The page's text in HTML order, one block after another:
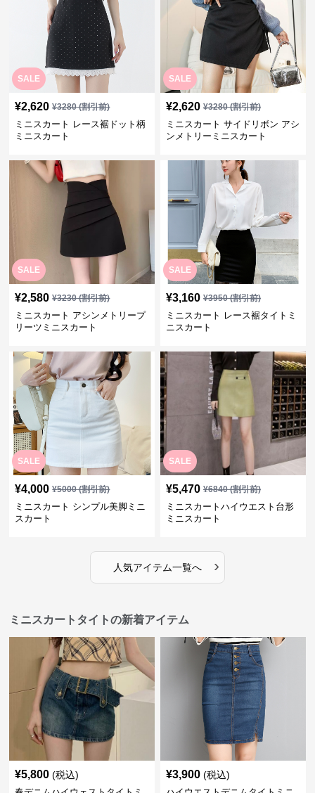
SALE
¥2,620 ¥3280(割引前)
ミニスカート レース裾ドット柄
ミニスカート
SALE
¥2,620 ¥3280(割引前)
ミニスカート サイドリボン アシ
ンメトリーミニスカート
SALE
¥2,580 ¥3230(割引前)
ミニスカート アシンメトリープ
リーツミニスカート
SALE
¥3,160 ¥3950(割引前)
ミニスカート レース裾タイトミ
ニスカート
SALE
¥4,000 ¥5000(割引前)
ミニスカート シンプル美脚ミニ
スカート
SALE
¥5,470 ¥6840(割引前)
ミニスカートハイウエスト台形
ミニスカート
人気アイテム一覧へ ›
ミニスカートタイトの新着アイテム
¥5,800 (税込) ¥3,900 (税込)